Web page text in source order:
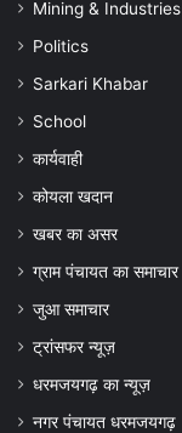
Mining & Industries
Politics
Sarkari Khabar
School
कार्यवाही
कोयला खदान
खबर का असर
ग्राम पंचायत का समाचार
जुआ समाचार
ट्रांसफर न्यूज़
धरमजयगढ़ का न्यूज़
नगर पंचायत धरमजयगढ़